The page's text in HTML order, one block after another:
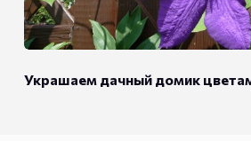
Украшаем дачный домик